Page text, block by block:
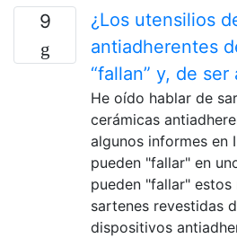
9
¿Los utensilios
antiadherentes
“fallan” y, de ser
He oído hablar de
cerámicas
algunos informes en
pueden "fallar" en
pueden "fallar" estos
sartenes revestidas
dispositivos